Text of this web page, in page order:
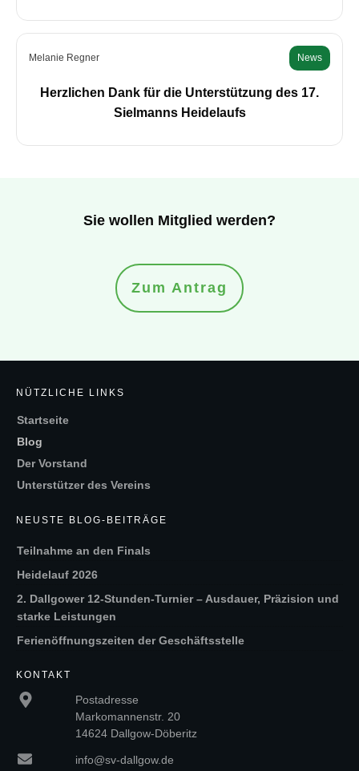
Melanie Regner News
Herzlichen Dank für die Unterstützung des 17.
Sielmanns Heidelaufs
Sie wollen Mitglied werden?
Zum Antrag
NÜTZLICHE LINKS
Startseite
Blog
Der Vorstand
Unterstützer des Vereins
NEUSTE BLOG-BEITRÄGE
Teilnahme an den Finals
Heidelauf 2026
2. Dallgower 12-Stunden-Turnier – Ausdauer, Präzision und
starke Leistungen
Ferienöffnungszeiten der Geschäftsstelle
KONTAKT
Postadresse
Markomannenstr. 20
14624 Dallgow-Döberitz
info@sv-dallgow.de